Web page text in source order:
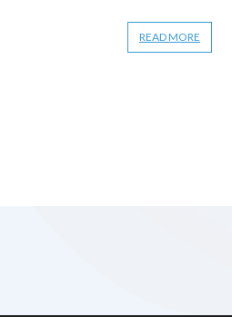
READ MORE